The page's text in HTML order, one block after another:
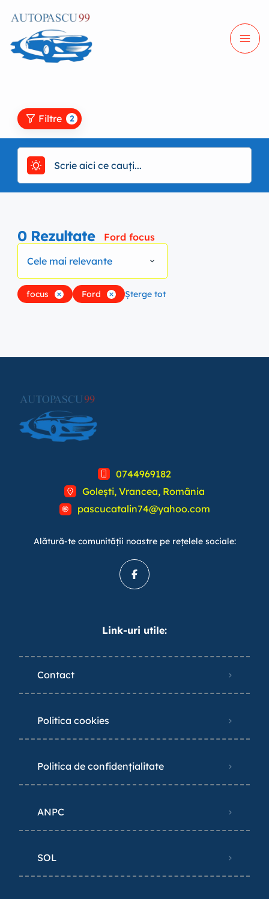
Filtre 2
0 Rezultate
Ford focus
Cele mai relevante
focus Ford Șterge tot
0744969182
Golești, Vrancea, România
pascucatalin74@yahoo.com
Alătură-te comunității noastre pe rețelele sociale:
Link-uri utile:
Contact
Politica cookies
Politica de confidențialitate
ANPC
SOL